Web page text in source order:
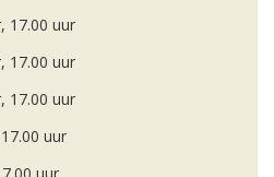
17.00 uur
17.00 uur
17.00 uur
uur